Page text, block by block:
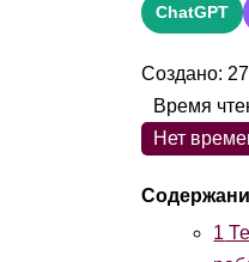
ChatGPT
Создано:
Нет
1
Время